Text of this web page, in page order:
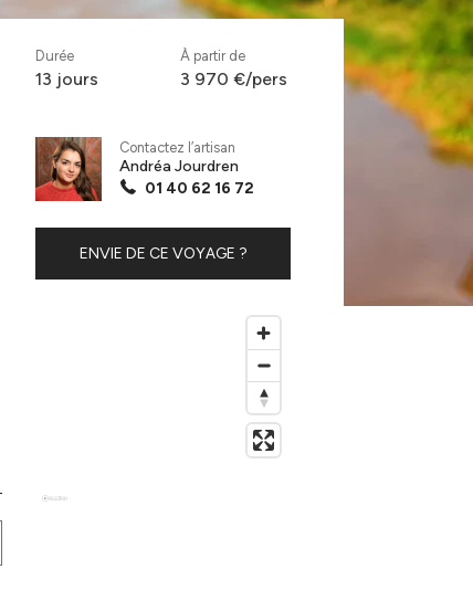
Durée
13 jours
À partir de
3 970 €/pers
Contactez l’artisan
Andréa Jourdren
01 40 62 16 72
ENVIE DE CE VOYAGE ?